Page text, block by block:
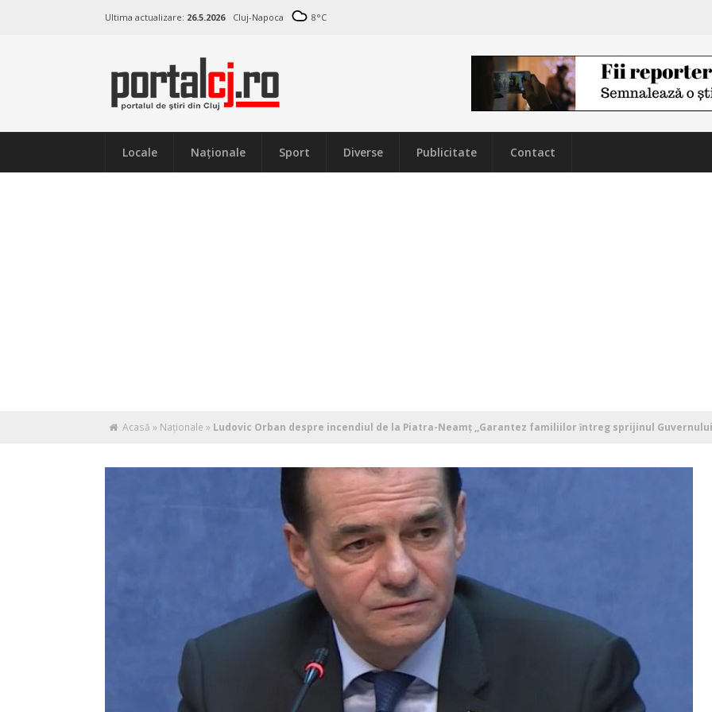
Ultima actualizare: 26.5.2026 Cluj-Napoca 8°C
Locale Naţionale Sport Diverse Publicitate Contact
Acasă » Naţionale » Ludovic Orban despre incendiul de la Piatra-Neamț ,,Garantez familiilor ȋntreg sprijinul